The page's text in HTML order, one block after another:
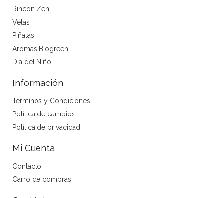
Rincon Zen
Velas
Piñatas
Aromas Biogreen
Día del Niño
Información
Términos y Condiciones
Política de cambios
Política de privacidad
Mi Cuenta
Contacto
Carro de compras